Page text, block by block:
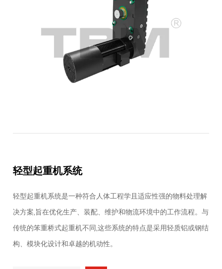
轻型起重机系统
轻型起重机系统是一种符合人体工程学且适应性强的物料处理解
决方案,旨在优化生产、装配、维护和物流环境中的工作流程。与
传统的笨重桥式起重机不同,这些系统的特点是采用轻质铝或钢结
构、模块化设计和卓越的机动性。